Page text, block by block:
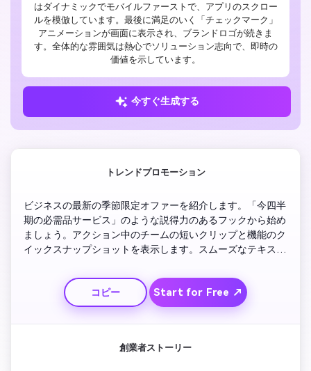
はダイナミックでモバイルファーストで、アプリのスクロー
ルを模倣しています。最後に満足のいく「チェックマーク」
アニメーションが画面に表示され、ブランドロゴが続きま
す。全体的な雰囲気は熱心でソリューション志向で、即時の
価値を示しています。
今すぐ生成する
トレンドプロモーション
ビジネスの最新の季節限定オファーを紹介します。「今四半
期の必需品サービス」のような説得力のあるフックから始め
ましょう。アクション中のチームの短いクリップと機能のク
イックスナップショットを表示します。スムーズなテキスト
するための電話で終了する前に、顧客の結果を強調表示しま
す。明るいBGMとロゴアウトロでエネルギッシュなペースを
維持してください。
コピー Start for Free ↗
創業者ストーリー